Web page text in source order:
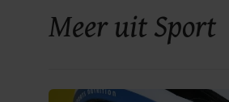
Meer uit Sport